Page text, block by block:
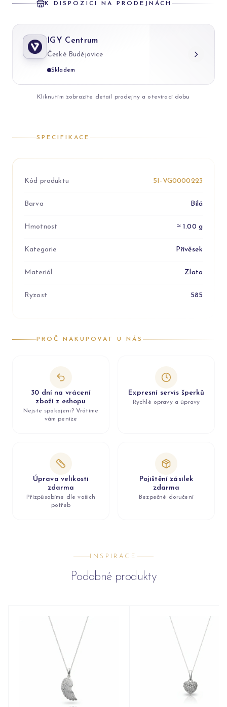
K DISPOZICI NA PRODEJNÁCH
IGY Centrum
České Budějovice
Skladem
Kliknutím zobrazíte detail prodejny a otevírací dobu
SPECIFIKACE
Kód produktu 5I-VG0000223
Barva Bílá
Hmotnost ≈ 1.00 g
Kategorie Přívěsek
Materiál Zlato
Ryzost 585
PROČ NAKUPOVAT U NÁS
30 dní na vrácení
zboží z eshopu
Nejste spokojeni? Vrátíme
vám peníze
Expresní servis šperků
Rychlé opravy a úpravy
Úprava velikosti
zdarma
Přizpůsobíme dle vašich
potřeb
Pojištění zásilek
zdarma
Bezpečné doručení
INSPIRACE
Podobné produkty